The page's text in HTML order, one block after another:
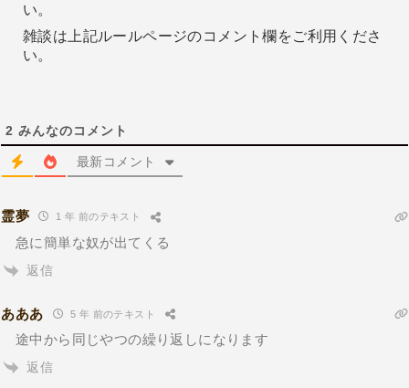
い。
雑談は上記ルールページのコメント欄をご利用くださ
い。
2 みんなのコメント
最新コメント
霊夢 1 年 前のテキスト
急に簡単な奴が出てくる
返信
あああ 5 年 前のテキスト
途中から同じやつの繰り返しになります
返信